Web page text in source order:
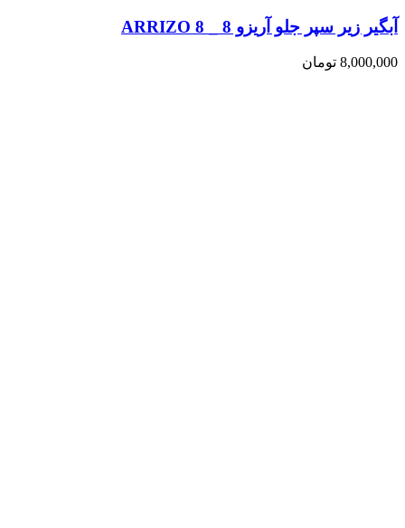
آبگیر زیر سپر جلو آریزو 8 _ ARRIZO 8
8,000,000 تومان